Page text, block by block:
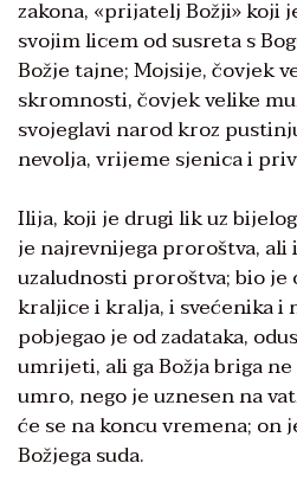
zakona, «prijatelj Božji» koji
svojim licem od susreta s
Božje tajne; Mojsije, čovjek
skromnosti, čovjek velike
svojeglavi narod kroz
nevolja, vrijeme sjenica i
Ilija, koji je drugi lik uz
je najrevnijega proroštva, ali
uzaludnosti proroštva; bio je
kraljice i kralja, i svećenika i
pobjegao je od zadataka,
umrijeti, ali ga Božja briga
umro, nego je uznesen na
će se na koncu vremena; on
Božjega suda.